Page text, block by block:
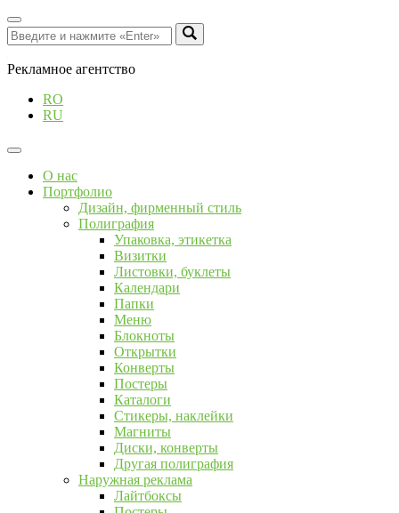
Рекламное агентство
RO
RU
О нас
Портфолио
Дизайн, фирменный стиль
Полиграфия
Упаковка, этикетка
Визитки
Листовки, буклеты
Календари
Папки
Меню
Блокноты
Открытки
Конверты
Постеры
Каталоги
Стикеры, наклейки
Магниты
Диски, конверты
Другая полиграфия
Наружная реклама
Лайтбоксы